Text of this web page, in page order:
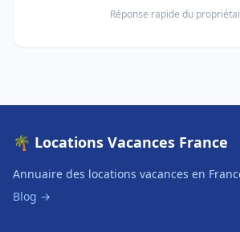
Réponse rapide du
🌴 Locations Vacances France
Annuaire des locations vacances en
Blog →